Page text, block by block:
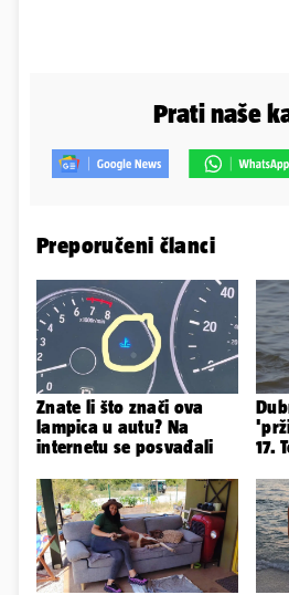
Prati naše
Preporučeni članci
Znate li što znači ova
lampica u autu? Na
internetu se posvađali
17.
37